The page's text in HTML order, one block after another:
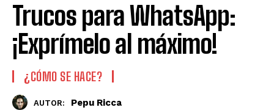
Trucos para WhatsApp:
¡Exprímelo al máximo!
¿CÓMO SE HACE?
AUTOR: Pepu Ricca